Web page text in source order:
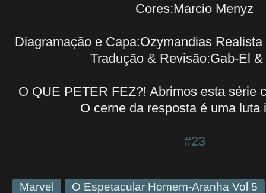
Cores:Marcio Menyz
Diagramação e Capa:Ozymandias
Tradução & Revisão:Gab-El
O QUE PETER FEZ?! Abrimos esta série
O cerne da resposta é uma luta
#23
Marvel O Espetacular Homem-Aranha Vol 5